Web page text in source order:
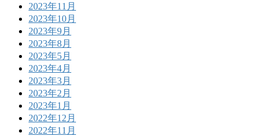
2023年11月
2023年10月
2023年9月
2023年8月
2023年5月
2023年4月
2023年3月
2023年2月
2023年1月
2022年12月
2022年11月